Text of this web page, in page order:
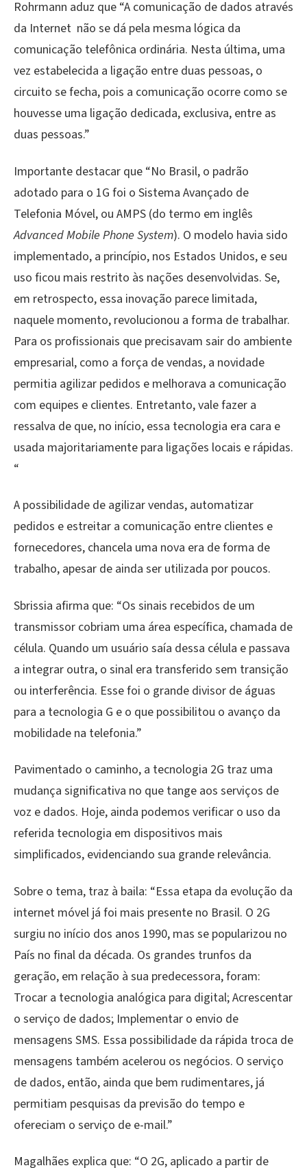
Rohrmann aduz que “A comunicação de dados através
da Internet não se dá pela mesma lógica da
comunicação telefônica ordinária. Nesta última, uma
vez estabelecida a ligação entre duas pessoas, o
circuito se fecha, pois a comunicação ocorre como se
houvesse uma ligação dedicada, exclusiva, entre as
duas pessoas.”
Importante destacar que “No Brasil, o padrão
adotado para o 1G foi o Sistema Avançado de
Telefonia Móvel, ou AMPS (do termo em inglês
Advanced Mobile Phone System). O modelo havia sido
implementado, a princípio, nos Estados Unidos, e seu
uso ficou mais restrito às nações desenvolvidas. Se,
em retrospecto, essa inovação parece limitada,
naquele momento, revolucionou a forma de trabalhar.
Para os profissionais que precisavam sair do ambiente
empresarial, como a força de vendas, a novidade
permitia agilizar pedidos e melhorava a comunicação
com equipes e clientes. Entretanto, vale fazer a
ressalva de que, no início, essa tecnologia era cara e
usada majoritariamente para ligações locais e rápidas.
“
A possibilidade de agilizar vendas, automatizar
pedidos e estreitar a comunicação entre clientes e
fornecedores, chancela uma nova era de forma de
trabalho, apesar de ainda ser utilizada por poucos.
Sbrissia afirma que: “Os sinais recebidos de um
transmissor cobriam uma área específica, chamada de
célula. Quando um usuário saía dessa célula e passava
a integrar outra, o sinal era transferido sem transição
ou interferência. Esse foi o grande divisor de águas
para a tecnologia G e o que possibilitou o avanço da
mobilidade na telefonia.”
Pavimentado o caminho, a tecnologia 2G traz uma
mudança significativa no que tange aos serviços de
voz e dados. Hoje, ainda podemos verificar o uso da
referida tecnologia em dispositivos mais
simplificados, evidenciando sua grande relevância.
Sobre o tema, traz à baila: “Essa etapa da evolução da
internet móvel já foi mais presente no Brasil. O 2G
surgiu no início dos anos 1990, mas se popularizou no
País no final da década. Os grandes trunfos da
geração, em relação à sua predecessora, foram:
Trocar a tecnologia analógica para digital; Acrescentar
o serviço de dados; Implementar o envio de
mensagens SMS. Essa possibilidade da rápida troca de
mensagens também acelerou os negócios. O serviço
de dados, então, ainda que bem rudimentares, já
permitiam pesquisas da previsão do tempo e
ofereciam o serviço de e-mail.”
Magalhães explica que: “O 2G, aplicado a partir de